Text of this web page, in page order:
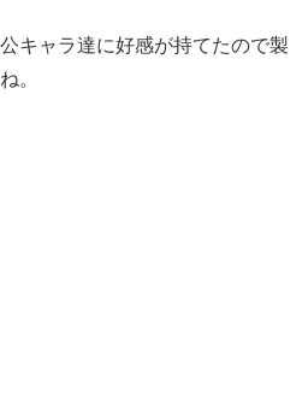
キャラ達に好感が持てたので製
。